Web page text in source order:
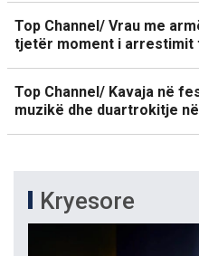
Top Channel/ Vrau me
tjetër moment i arrestimit
Top Channel/ Kavaja në
muzikë dhe duartrokitje
Kryesore